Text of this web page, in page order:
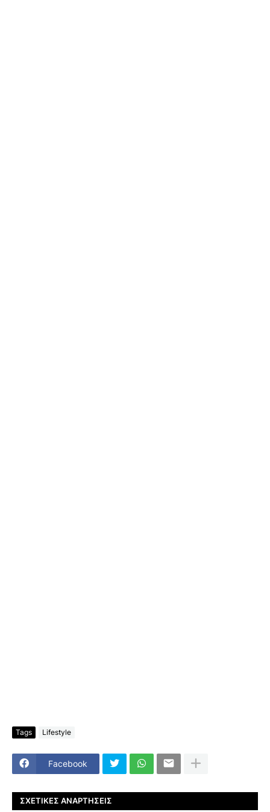
Tags Lifestyle
Facebook
ΣΧΕΤΙΚΈΣ ΑΝΑΡΤΉΣΕΙΣ